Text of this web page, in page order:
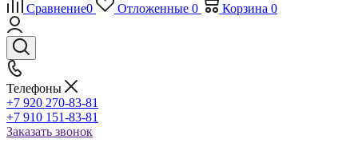
Сравнение0 Отложенные 0 Корзина 0
Телефоны
+7 920 270-83-81
+7 910 151-83-81
Заказать звонок